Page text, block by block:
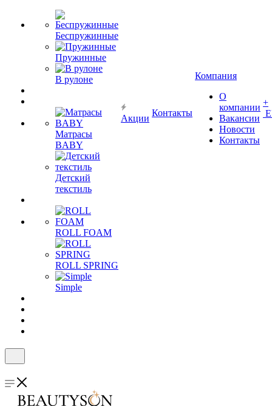
Беспружинные
Пружинные
В рулоне
Матрасы
BABY
Детский
текстиль
ROLL FOAM
ROLL SPRING
Simple
Акции
Контакты
Компания
О
компании
Вакансии
Новости
Контакты
+